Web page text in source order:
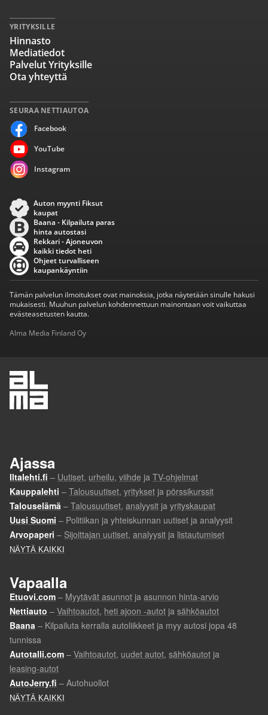
SEURAA NETTIAUTOA
Facebook
YouTube
Instagram
YRITYKSILLE
Hinnasto
Mediatiedot
Palvelut Yrityksille
Ota yhteyttä
Auton myynti Fiksut
kaupat
Baana - Kilpailuta paras
hinta autostasi
Rekkari - Ajoneuvon
kaikki tiedot heti
Ohjeet turvalliseen
kaupankäyntiin
Tämän palvelun ilmoitukset ovat mainoksia, jotka näytetään sinulle hakusi
mukaisesti. Muuhun palvelun kohdennettuun mainontaan voit vaikuttaa
evästeasetusten kautta.
Alma Media Finland Oy